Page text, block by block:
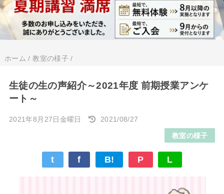
ホーム /教室の様子 /
生徒の生の声紹介～2021年度 前期授業アンケ
ート～
2021年8月27日金曜日 2021/08/27
教室の様子
t f B! P L